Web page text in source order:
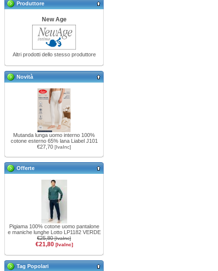
Produttore
New Age
Altri prodotti dello stesso produttore
Novità
Mutanda lunga uomo interno 100%
cotone esterno 65% lana Liabel J101
€27,70 [IvaInc]
Offerte
Pigiama 100% cotone uomo pantalone
e maniche lunghe Lotto LP1182 VERDE
€25,80[IvaInc]
€21,80 [IvaInc]
Tag Popolari